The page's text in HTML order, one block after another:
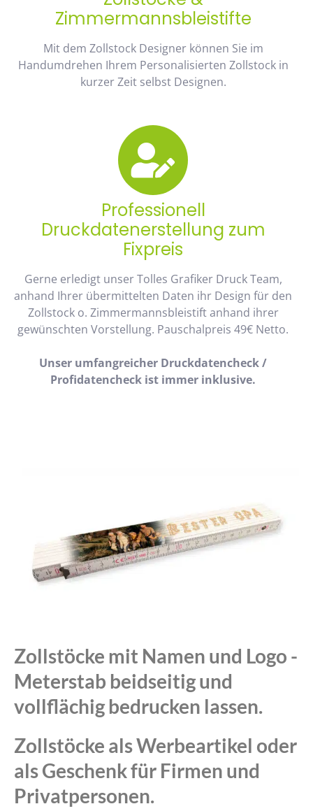
Zimmermannsbleistifte
Mit dem Zollstock Designer können Sie im
Handumdrehen Ihrem Personalisierten Zollstock in
kurzer Zeit selbst Designen.
Professionell
Druckdatenerstellung zum
Fixpreis
Gerne erledigt unser Tolles Grafiker Druck Team,
anhand Ihrer übermittelten Daten ihr Design für den
Zollstock o. Zimmermannsbleistift anhand ihrer
gewünschten Vorstellung. Pauschalpreis 49€ Netto.
Unser umfangreicher Druckdatencheck /
Profidatencheck ist immer inklusive.
Zollstöcke mit Namen und Logo -
Meterstab beidseitig und
vollflächig bedrucken lassen.
Zollstöcke als Werbeartikel oder
als Geschenk für Firmen und
Privatpersonen.